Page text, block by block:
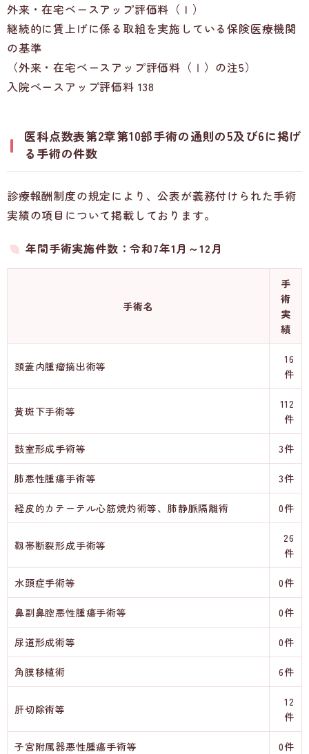
外来・在宅ベースアップ評価料（Ｉ）
継続的に賃上げに係る取組を実施している保険医療機関
の基準
（外来・在宅ベースアップ評価料（Ⅰ）の注5）
入院ベースアップ評価料 138
医科点数表第2章第10部手術の通則の5及び6に掲げ
る手術の件数
診療報酬制度の規定により、公表が義務付けられた手術
実績の項目について掲載しております。
年間手術実施件数：令和7年1月～12月
手術名
手
術
実
績
頭蓋内腫瘤摘出術等
16
件
黄斑下手術等
112
件
鼓室形成手術等 3件
肺悪性腫瘍手術等 3件
経皮的カテーテル心筋焼灼術等、肺静脈隔離術 0件
靱帯断裂形成手術等
26
件
水頭症手術等 0件
鼻副鼻腔悪性腫瘍手術等 0件
尿道形成術等 0件
角膜移植術 6件
肝切除術等
12
件
子宮附属器悪性腫瘍手術等 0件